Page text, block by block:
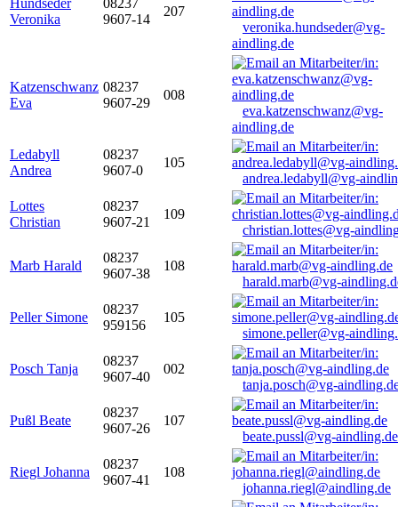
Hundseder
Veronika
08237
9607-14
207
veronika.hundseder@vg-
aindling.de
Katzenschwanz
Eva
08237
9607-29
008
eva.katzenschwanz@vg-
aindling.de
Ledabyll
Andrea
08237
9607-0
105
andrea.ledabyll@vg-
Lottes
Christian
08237
9607-21
109
christian.lottes@vg-
Marb Harald
08237
9607-38
108
harald.marb@vg-
Peller Simone
08237
959156
105
simone.peller@vg-
Posch Tanja
08237
9607-40
002
tanja.posch@vg-
Pußl Beate
08237
9607-26
107
beate.pussl@vg-aindling.de
Riegl Johanna
08237
9607-41
108
johanna.riegl@aindling.de